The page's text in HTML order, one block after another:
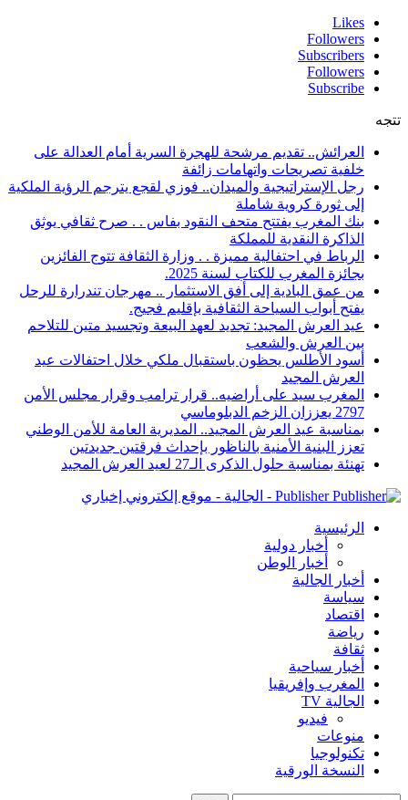
Likes
Followers
Subscribers
Followers
Subscribe
تتجه
العرائش.. تقديم مرشحة للهجرة السرية أمام العدالة على
خلفية تصريحات واتهامات زائفة
رجل الإستراتيجية والميدان.. فوزي لقجع يترجم الرؤية الملكية
إلى ثورة كروية شاملة
بنك المغرب يفتتح متحف النقود بفاس . . صرح ثقافي يوثق
الذاكرة النقدية للمملكة
الرباط في احتفالية مميزة . . وزارة الثقافة تتوج الفائزين
بجائزة المغرب للكتاب لسنة 2025.
من عمق البادية إلى أفق الاستثمار .. مهرجان تندرارة للرحل
يفتح أبواب السياحة الثقافية بإقليم فجيج.
عيد العرش المجيد: تجديد لعهد البيعة وتجسيد متين للتلاحم
بين العرش والشعب
أسود الأطلس يحظون باستقبال ملكي خلال احتفالات عيد
العرش المجيد
المغرب سيد على أراضيه.. قرار ترامب وقرار مجلس الأمن
2797 يعززان الزخم الدبلوماسي
بمناسبة عيد العرش المجيد.. المديرية العامة للأمن الوطني
تعزز البنية الأمنية بالناظور بإحداث فرقتين جديدتين
تهنئة بمناسبة حلول الذكرى الـ27 لعيد العرش المجيد
Publisher - الجالية - موقع إلكتروني إخباري
الرئيسية
أخبار دولية
أخبار الوطن
أخبار الجالية
سياسة
اقتصاد
رياضة
ثقافة
أخبار سياحية
المغرب وإفريقيا
الجالية TV
فيديو
منوعات
تكنولوجيا
النسخة الورقية